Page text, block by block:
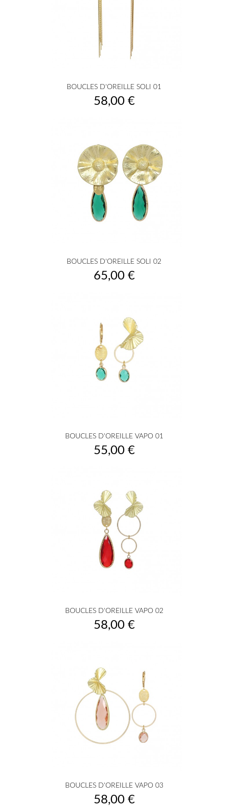
BOUCLES D'OREILLE SOLI 01
Prix
58,00 €
BOUCLES D'OREILLE SOLI 02
Prix
65,00 €
BOUCLES D'OREILLE VAPO 01
Prix
55,00 €
BOUCLES D'OREILLE VAPO 02
Prix
58,00 €
BOUCLES D'OREILLE VAPO 03
Prix
58,00 €